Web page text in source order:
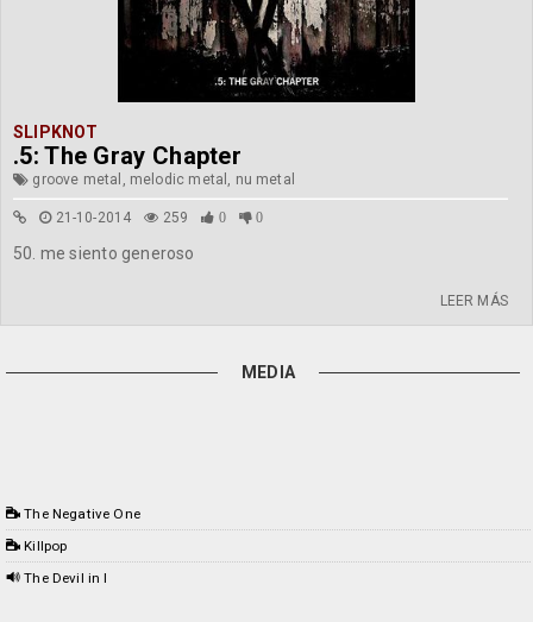
SLIPKNOT
.5: The Gray Chapter
groove metal, melodic metal, nu metal
21-10-2014 259 0 0
50. me siento generoso
LEER MÁS
MEDIA
The Negative One
Killpop
The Devil in I